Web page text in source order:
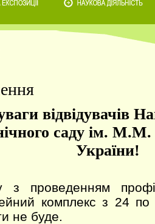
відвідувачів
саду ім.
України!
з проведенням
комплекс з 24
не буде.